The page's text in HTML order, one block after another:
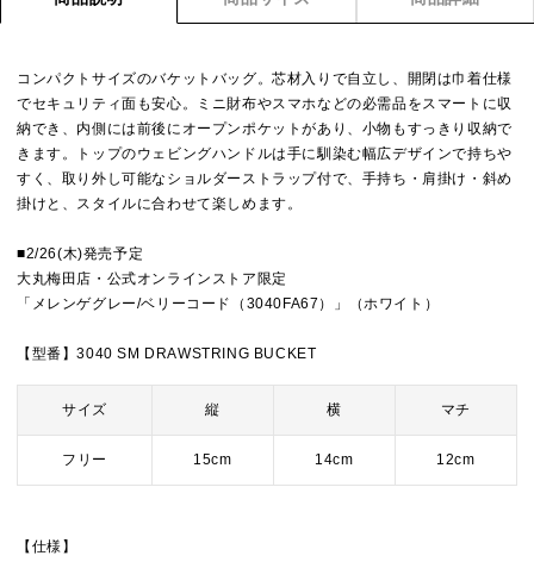
コンパクトサイズのバケットバッグ。芯材入りで自立し、開閉は巾着仕様
でセキュリティ面も安心。ミニ財布やスマホなどの必需品をスマートに収
納でき、内側には前後にオープンポケットがあり、小物もすっきり収納で
きます。トップのウェビングハンドルは手に馴染む幅広デザインで持ちや
すく、取り外し可能なショルダーストラップ付で、手持ち・肩掛け・斜め
掛けと、スタイルに合わせて楽しめます。
■2/26(木)発売予定
大丸梅田店・公式オンラインストア限定
「メレンゲグレー/ベリーコード（3040FA67）」（ホワイト）
【型番】3040 SM DRAWSTRING BUCKET
サイズ 縦 横 マチ
フリー 15cm 14cm 12cm
【仕様】